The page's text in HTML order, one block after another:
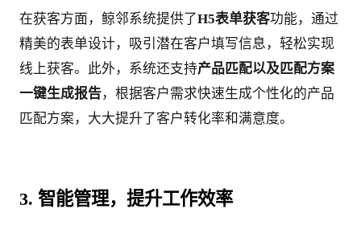
在获客方面，鲸邻系统提供了H5表单获客功能，通过
精美的表单设计，吸引潜在客户填写信息，轻松实现
线上获客。此外，系统还支持产品匹配以及匹配方案
一键生成报告，根据客户需求快速生成个性化的产品
匹配方案，大大提升了客户转化率和满意度。
3. 智能管理，提升工作效率